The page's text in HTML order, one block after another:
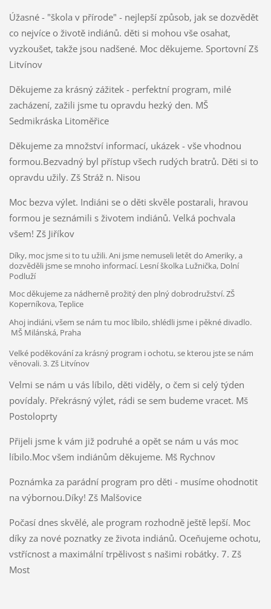
Úžasné - "škola v přírode" - nejlepší způsob, jak se dozvědět
co nejvíce o životě indiánů. děti si mohou vše osahat,
vyzkoušet, takže jsou nadšené. Moc děkujeme. Sportovní Zš
Litvínov
Děkujeme za krásný zážitek - perfektní program, milé
zacházení, zažili jsme tu opravdu hezký den. MŠ
Sedmikráska Litoměřice
Děkujeme za množství informací, ukázek - vše vhodnou
formou.Bezvadný byl přístup všech rudých bratrů. Děti si to
opravdu užily. Zš Stráž n. Nisou
Moc bezva výlet. Indiáni se o děti skvěle postarali, hravou
formou je seznámili s životem indiánů. Velká pochvala
všem! Zš Jiříkov
Díky, moc jsme si to tu užili. Ani jsme nemuseli letět do Ameriky, a
dozvěděli jsme se mnoho informací. Lesní školka Lužnička, Dolní
Podluží
Moc děkujeme za nádherně prožitý den plný dobrodružství. ZŠ
Koperníkova, Teplice
Ahoj indiáni, všem se nám tu moc líbilo, shlédli jsme i pěkné divadlo.
MŠ Milánská, Praha
Velké poděkování za krásný program i ochotu, se kterou jste se nám
věnovali. 3. Zš Litvínov
Velmi se nám u vás líbilo, děti viděly, o čem si celý týden
povídaly. Překrásný výlet, rádi se sem budeme vracet. Mš
Postoloprty
Přijeli jsme k vám již podruhé a opět se nám u vás moc
líbilo.Moc všem indiánům děkujeme. Mš Rychnov
Poznámka za parádní program pro děti - musíme ohodnotit
na výbornou.Díky! Zš Malšovice
Počasí dnes skvělé, ale program rozhodně ještě lepší. Moc
díky za nové poznatky ze života indiánů. Oceňujeme ochotu,
vstřícnost a maximální trpělivost s našimi robátky. 7. Zš
Most